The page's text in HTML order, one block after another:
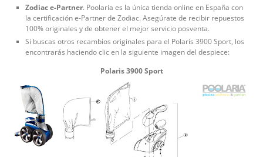
Zodiac e-Partner. Poolaria es la única tienda online en España con
la certificación e-Partner de Zodiac. Asegúrate de recibir repuestos
100% originales y de obtener el mejor servicio posventa.
Si buscas otros recambios originales para el Polaris 3900 Sport, los
encontrarás haciendo clic en la siguiente imagen del despiece:
Polaris 3900 Sport